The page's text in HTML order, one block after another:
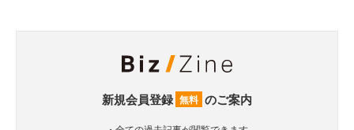
新規会員登録 無料 のご案内